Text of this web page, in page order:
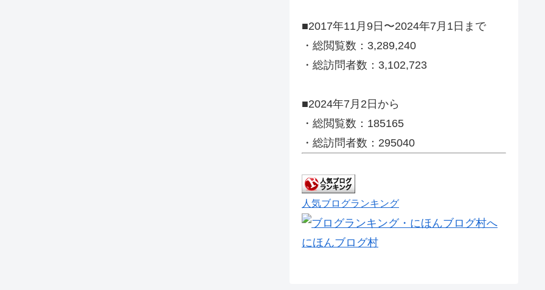
■2017年11月9日〜2024年7月1日まで
・総閲覧数：3,289,240
・総訪問者数：3,102,723
■2024年7月2日から
・総閲覧数：185165
・総訪問者数：295040
人気ブログランキング
にほんブログ村